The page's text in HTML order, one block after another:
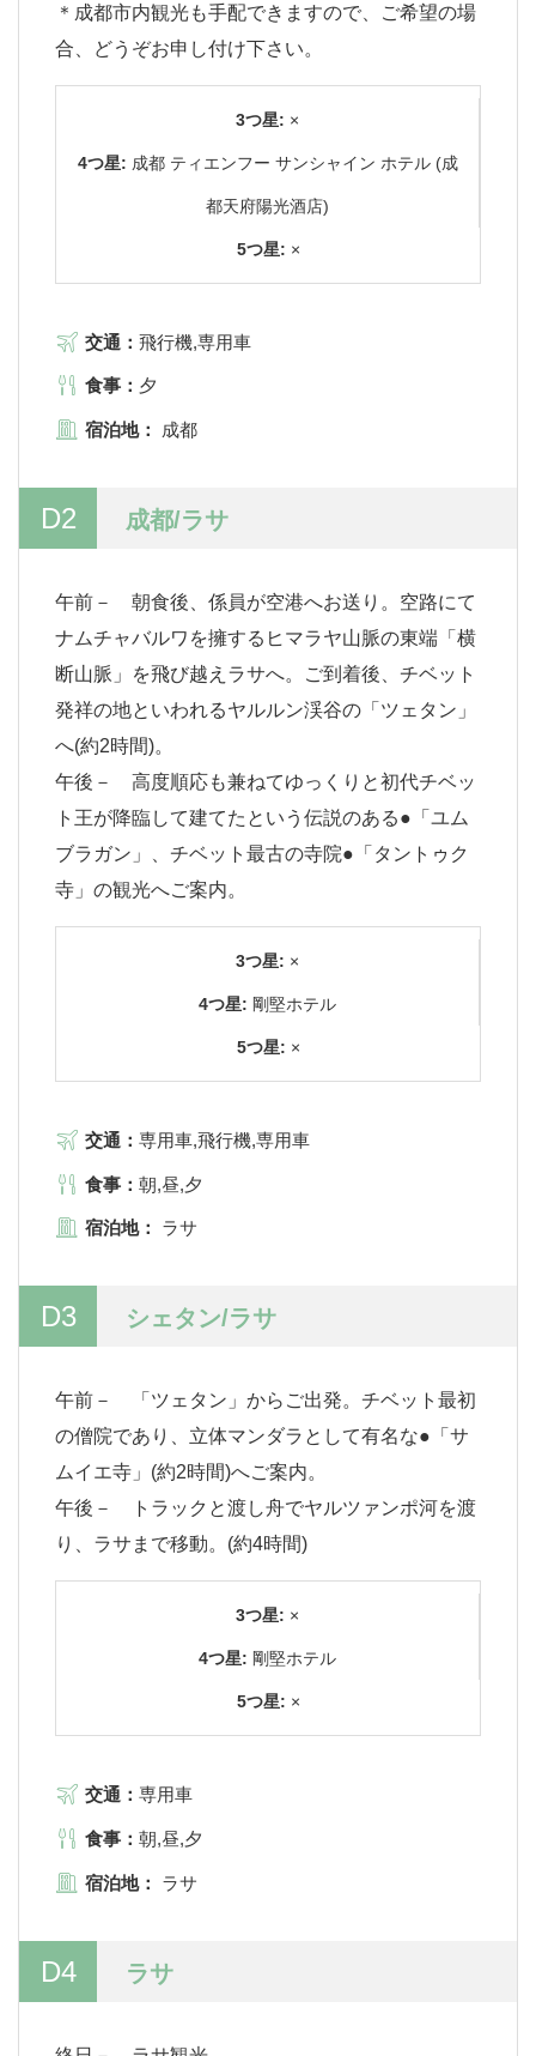
＊成都市内観光も手配できますので、ご希望の場
合、どうぞお申し付け下さい。
3つ星: ×
4つ星: 成都 ティエンフー サンシャイン ホテル (成
都天府陽光酒店)
5つ星: ×
交通： 飛行機,専用車
食事： 夕
宿泊地： 成都
D2 成都/ラサ
午前－ 朝食後、係員が空港へお送り。空路にて
ナムチャバルワを擁するヒマラヤ山脈の東端「横
断山脈」を飛び越えラサへ。ご到着後、チベット
発祥の地といわれるヤルルン渓谷の「ツェタン」
へ(約2時間)。
午後－ 高度順応も兼ねてゆっくりと初代チベッ
ト王が降臨して建てたという伝説のある●「ユム
ブラガン」、チベット最古の寺院●「タントゥク
寺」の観光へご案内。
3つ星: ×
4つ星: 剛堅ホテル
5つ星: ×
交通： 専用車,飛行機,専用車
食事： 朝,昼,夕
宿泊地： ラサ
D3 シェタン/ラサ
午前－ 「ツェタン」からご出発。チベット最初
の僧院であり、立体マンダラとして有名な●「サ
ムイエ寺」(約2時間)へご案内。
午後－ トラックと渡し舟でヤルツァンポ河を渡
り、ラサまで移動。(約4時間)
3つ星: ×
4つ星: 剛堅ホテル
5つ星: ×
交通： 専用車
食事： 朝,昼,夕
宿泊地： ラサ
D4 ラサ